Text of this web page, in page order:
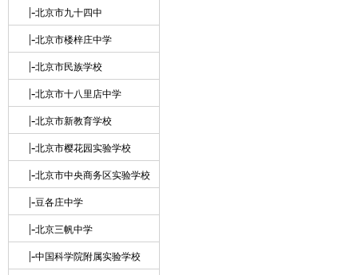
|-北京市九十四中
|-北京市楼梓庄中学
|-北京市民族学校
|-北京市十八里店中学
|-北京市新教育学校
|-北京市樱花园实验学校
|-北京市中央商务区实验学校
|-豆各庄中学
|-北京三帆中学
|-中国科学院附属实验学校